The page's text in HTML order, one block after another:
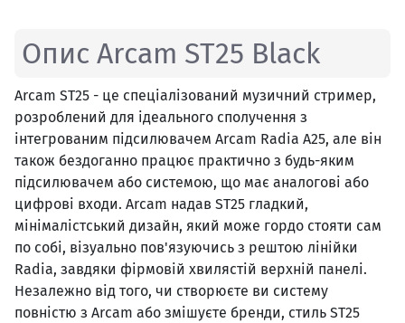
Опис Arcam ST25 Black
Arcam ST25 - це спеціалізований музичний стример,
розроблений для ідеального сполучення з
інтегрованим підсилювачем Arcam Radia A25, але він
також бездоганно працює практично з будь-яким
підсилювачем або системою, що має аналогові або
цифрові входи. Arcam надав ST25 гладкий,
мінімалістський дизайн, який може гордо стояти сам
по собі, візуально пов'язуючись з рештою лінійки
Radia, завдяки фірмовій хвилястій верхній панелі.
Незалежно від того, чи створюєте ви систему
повністю з Arcam або змішуєте бренди, стиль ST25